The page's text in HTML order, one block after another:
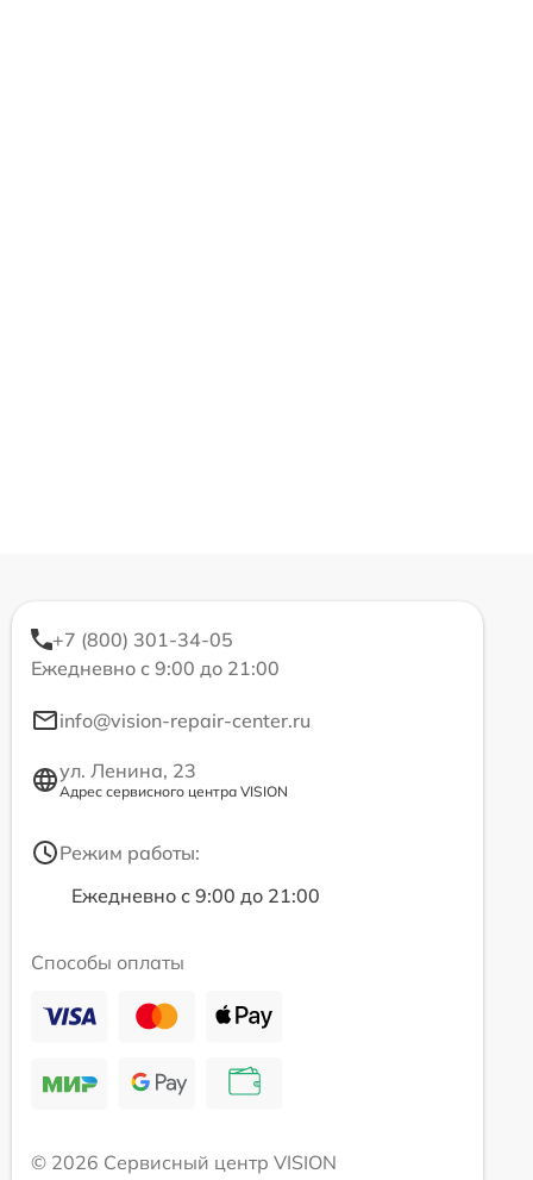
+7 (800) 301-34-05
Ежедневно с 9:00 до 21:00
info@vision-repair-center.ru
ул. Ленина, 23
Адрес сервисного центра VISION
Режим работы:
Ежедневно с 9:00 до 21:00
Способы оплаты
© 2026 Сервисный центр VISION